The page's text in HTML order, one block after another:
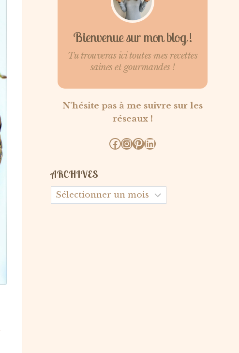
Bienvenue sur mon blog !
Tu trouveras ici toutes mes recettes
saines et gourmandes !
N'hésite pas à me suivre sur les
réseaux !
Facebook
Instagram
Pinterest
LinkedIn
ARCHIVES
Archives